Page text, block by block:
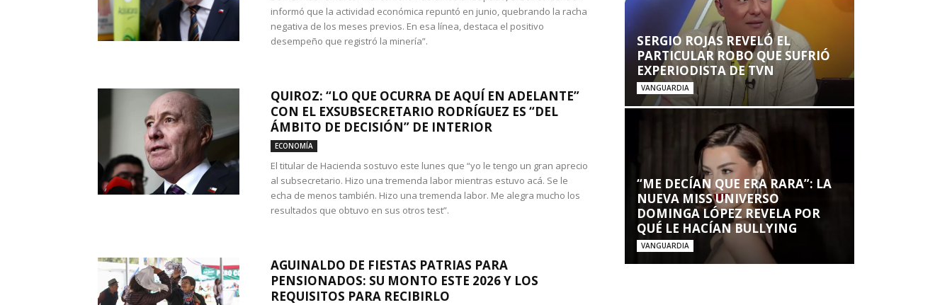
informó que la actividad económica repuntó en junio, quebrando la racha
negativa de los meses previos. En esa línea, destaca el positivo
desempeño que registró la minería”.
QUIROZ: “LO QUE OCURRA DE AQUÍ EN ADELANTE”
CON EL EXSUBSECRETARIO RODRÍGUEZ ES “DEL
ÁMBITO DE DECISIÓN” DE INTERIOR
ECONOMÍA
El titular de Hacienda sostuvo este lunes que “yo le tengo un gran aprecio
al subsecretario. Hizo una tremenda labor mientras estuvo acá. Se le
echa de menos también. Hizo una tremenda labor. Me alegra mucho los
resultados que obtuvo en sus otros test”.
AGUINALDO DE FIESTAS PATRIAS PARA
PENSIONADOS: SU MONTO ESTE 2026 Y LOS
REQUISITOS PARA RECIBIRLO
SERGIO ROJAS REVELÓ EL
PARTICULAR ROBO QUE SUFRIÓ
EXPERIODISTA DE TVN
VANGUARDIA
“ME DECÍAN QUE ERA RARA”: LA
NUEVA MISS UNIVERSO
DOMINGA LÓPEZ REVELA POR
QUÉ LE HACÍAN BULLYING
VANGUARDIA